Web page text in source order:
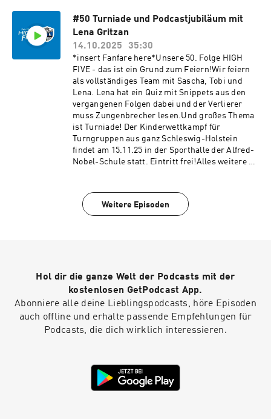
Spaß beim Hören!#highfive #meinvfl
#50 Turniade und Podcastjubiläum mit
Lena Gritzan
14.10.2025
35:30
*insert Fanfare here*Unsere 50. Folge HIGH
FIVE - das ist ein Grund zum Feiern!Wir feiern
als vollständiges Team mit Sascha, Tobi und
Lena. Lena hat ein Quiz mit Snippets aus den
vergangenen Folgen dabei und der Verlierer
muss Zungenbrecher lesen.Und großes Thema
ist Turniade! Der Kinderwettkampf für
Turngruppen aus ganz Schleswig-Holstein
findet am 15.11.25 in der Sporthalle der Alfred-
Nobel-Schule statt. Eintritt frei!Alles weitere -
über Feedback in den Kommentaren und durch
eine Bewertung in deiner Podcast-App. Ihr
Weitere Episoden
Hol dir die ganze Welt der Podcasts mit der
kostenlosen GetPodcast App.
Abonniere alle deine Lieblingspodcasts, höre Episoden
auch offline und erhalte passende Empfehlungen für
Podcasts, die dich wirklich interessieren.